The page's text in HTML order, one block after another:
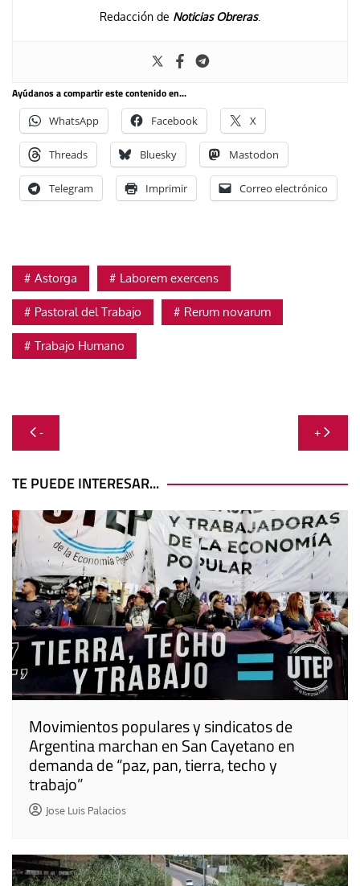
Redacción de Noticias Obreras.
Ayúdanos a compartir este contenido en...
WhatsApp Facebook X
Threads Bluesky Mastodon
Telegram Imprimir Correo electrónico
Astorga Laborem exercens
Pastoral del Trabajo Rerum novarum
Trabajo Humano
Navegación
de
entradas
- +
TE PUEDE INTERESAR...
Movimientos populares y sindicatos de
Argentina marchan en San Cayetano en
demanda de “paz, pan, tierra, techo y
trabajo”
Jose Luis Palacios